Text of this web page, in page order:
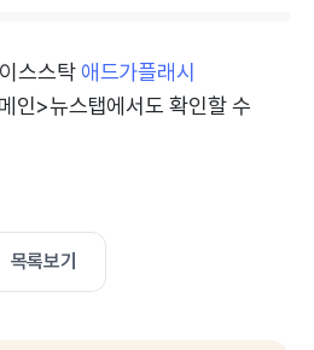
스스탁 애드가플래시
인>뉴스탭에서도 확인할 수
목록보기